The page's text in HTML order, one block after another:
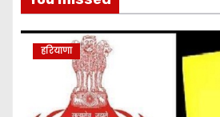
हरियाणा